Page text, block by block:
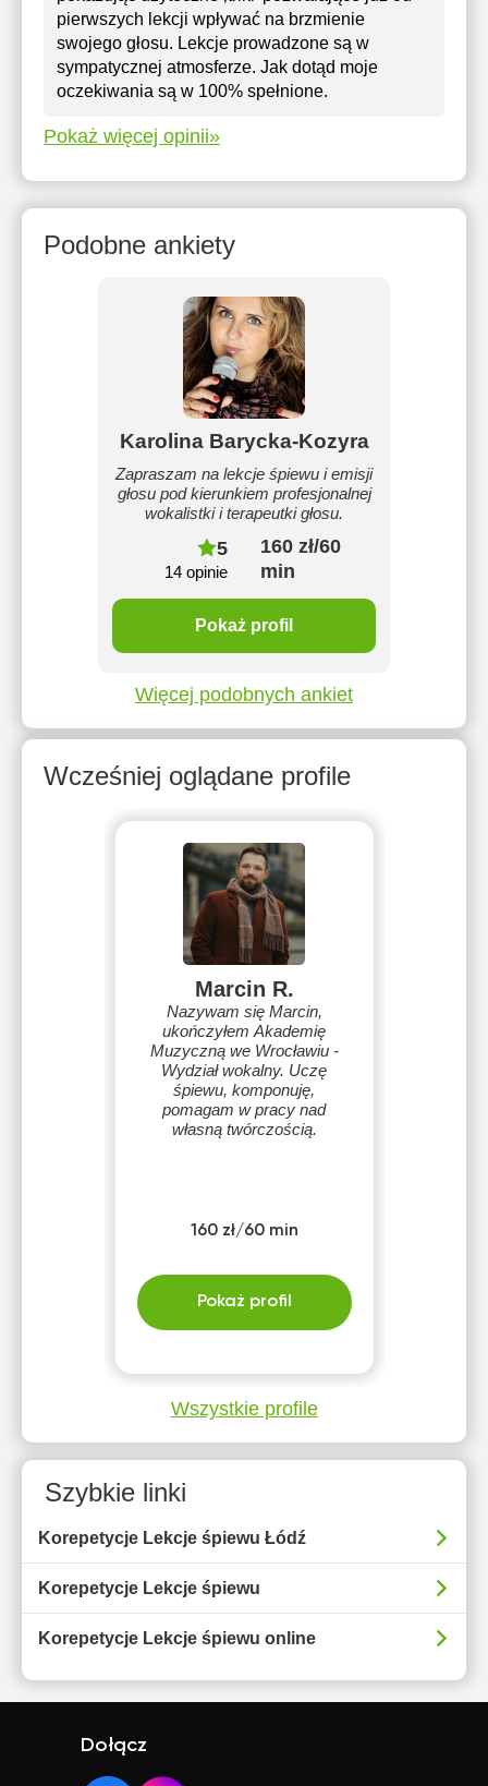
pierwszych lekcji wpływać na brzmienie
swojego głosu. Lekcje prowadzone są w
sympatycznej atmosferze. Jak dotąd moje
oczekiwania są w 100% spełnione.
Pokaż więcej opinii»
Podobne ankiety
Karolina Barycka-Kozyra
Zapraszam na lekcje śpiewu i emisji
głosu pod kierunkiem profesjonalnej
wokalistki i terapeutki głosu.
5
14 opinie
160 zł/60
min
Pokaż profil
Więcej podobnych ankiet
Wcześniej oglądane profile
Marcin R.
Nazywam się Marcin,
ukończyłem Akademię
Muzyczną we Wrocławiu -
Wydział wokalny. Uczę
śpiewu, komponuję,
pomagam w pracy nad
własną twórczością.
160 zł/60 min
Pokaż profil
Wszystkie profile
Szybkie linki
Korepetycje Lekcje śpiewu Łódź
Korepetycje Lekcje śpiewu
Korepetycje Lekcje śpiewu online
Dołącz